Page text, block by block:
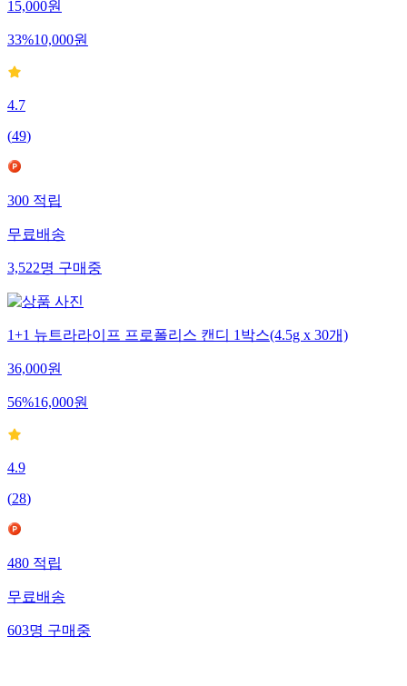
15,000원
33%10,000원
4.7
(49)
300적립
무료배송
3,522명구매중
1+1 뉴트라라이프 프로폴리스 캔디 1박스(4.5g x 30개)
36,000원
56%16,000원
4.9
(28)
480적립
무료배송
603명구매중